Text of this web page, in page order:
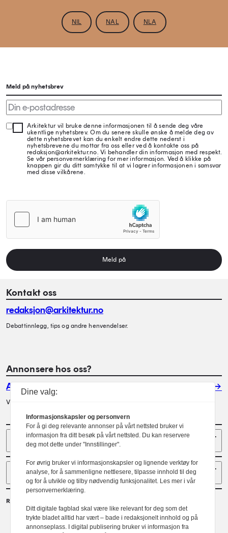
NIL NAL NLA
Meld på nyhetsbrev
Arkitektur vil bruke denne informasjonen til å sende deg våre
ukentlige nyhetsbrev. Om du senere skulle ønske å melde deg av
dette nyhetsbrevet kan du enkelt endre dette nederst i
nyhetsbrevene du mottar fra oss eller ved å kontakte oss på
redaksjon@arkitektur.no. Vi behandler din informasjon med respekt.
Se vår personvernerklæring for mer informasjon. Ved å klikke på
knappen gir du ditt samtykke til at vi lagrer informasjonen i samsvar
med disse vilkårene.
Meld på
Kontakt oss
redaksjon@arkitektur.no
Debattinnlegg, tips og andre henvendelser.
Annonsere hos oss?
Annonser
Vil du annonsere i Arkitektur? Les mer her.
Sider
Følg oss
Redaktør
Gaute Brochmann
Dine valg:
Informasjonskapsler og personvern
For å gi deg relevante annonser på vårt nettsted bruker vi
informasjon fra ditt besøk på vårt nettsted. Du kan reservere
deg mot dette under "Innstillinger".
For øvrig bruker vi informasjonskapsler og lignende verktøy for
analyse, for å sammenligne nettlesere, tilpasse innhold til deg
og for å utvikle og tilby nødvendig funksjonalitet. Les mer i vår
personvernerklæring.
Ditt digitale fagblad skal være like relevant for deg som det
trykte bladet alltid har vært – bade i redaksjonelt innhold og på
annonseplass. I digital publisering bruker vi informasjon fra